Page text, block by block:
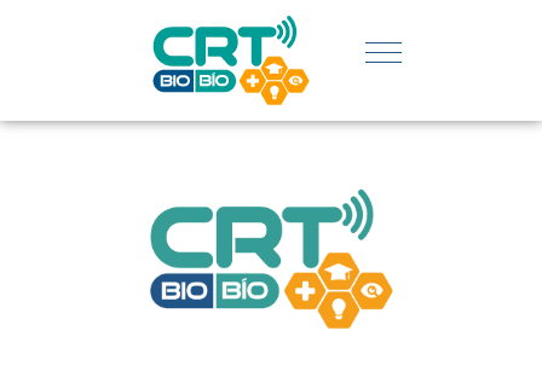
REGIÓN:
CONOCE
LOGROS
DE CRT
BIOBÍO